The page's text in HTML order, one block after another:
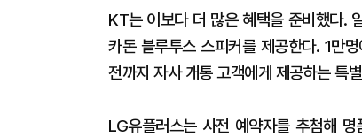
KT는 이보다 더 많은 혜택을 준비했다.
카돈 블루투스 스피커를 제공한다. 1만
전까지 자사 개통 고객에게 제공하는 특
LG유플러스는 사전 예약자를 추첨해